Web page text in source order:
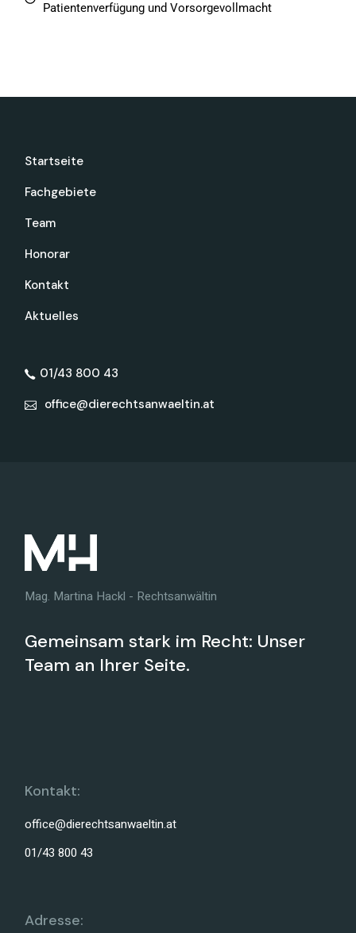
Patientenverfügung und Vorsorgevollmacht
Startseite
Fachgebiete
Team
Honorar
Kontakt
Aktuelles
01/43 800 43
office@dierechtsanwaeltin.at
Mag. Martina Hackl - Rechtsanwältin
Gemeinsam stark im Recht: Unser
Team an Ihrer Seite.
Kontakt:
office@dierechtsanwaeltin.at
01/43 800 43
Adresse: